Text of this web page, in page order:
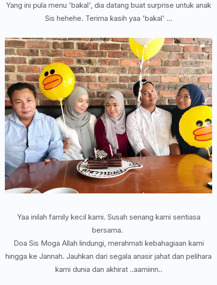
Yang ini pula menu 'bakal', dia datang buat surprise untuk anak
Sis hehehe. Terima kasih yaa 'bakal' ...
Yaa inilah family kecil kami. Susah senang kami sentiasa
bersama.
Doa Sis Moga Allah lindungi, merahmati kebahagiaan kami
hingga ke Jannah. Jauhkan dari segala anasir jahat dan pelihara
kami dunia dan akhirat ..aamiinn..